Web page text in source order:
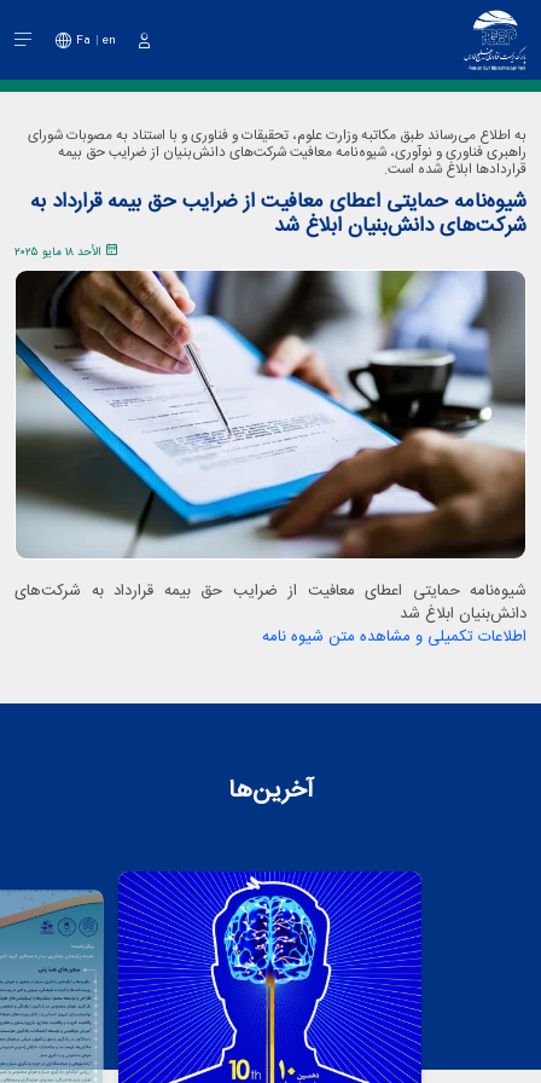
Fa en
به اطلاع می‌رساند طبق مکاتبه وزارت علوم، تحقیقات و فناوری و با استناد به مصوبات شورای
راهبری فناوری و نوآوری، شیوه‌نامه معافیت شرکت‌های دانش‌بنیان از ضرایب حق بیمه
قراردادها ابلاغ شده است.
شیوه‌نامه حمایتی اعطای معافیت از ضرایب حق بیمه قرارداد به
شرکت‌های دانش‌بنیان ابلاغ شد
الأحد ١٨ مايو ٢٠٢٥
شیوه‌نامه حمایتی اعطای معافیت از ضرایب حق بیمه قرارداد به شرکت‌های
دانش‌بنیان ابلاغ شد
اطلاعات تکمیلی و مشاهده متن شیوه نامه
آخرین‌ها